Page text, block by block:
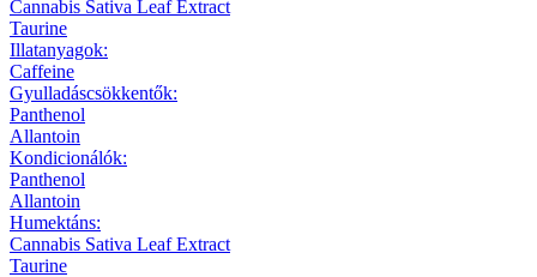
Cannabis Sativa Leaf Extract
Taurine
Illatanyagok:
Caffeine
Gyulladáscsökkentők:
Panthenol
Allantoin
Kondicionálók:
Panthenol
Allantoin
Humektáns:
Cannabis Sativa Leaf Extract
Taurine